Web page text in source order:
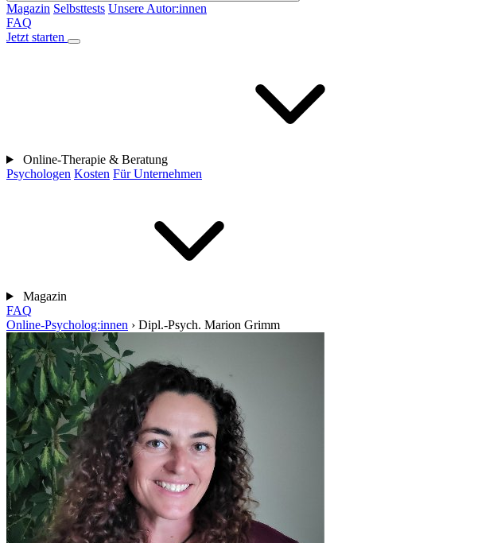
Magazin Selbsttests Unsere Autor:innen
FAQ
Jetzt starten
Online-Therapie & Beratung
Psychologen Kosten Für Unternehmen
Magazin
FAQ
Online-Psycholog:innen › Dipl.-Psych. Marion Grimm